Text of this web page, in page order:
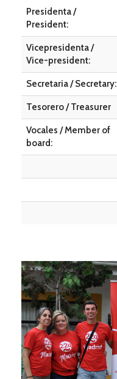
Presidenta /
President:
Vicepresidenta /
Vice-president:
Secretaria / Secretary:
Tesorero / Treasurer
Vocales / Member of
board: